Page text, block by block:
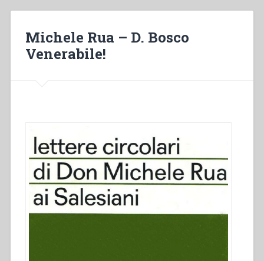
Michele Rua – D. Bosco
Venerabile!